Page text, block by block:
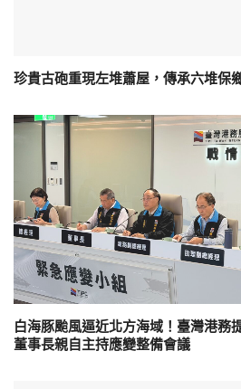
珍貴古砲重現左堆蕭屋，傳承六堆保
白海豚颱風逼近北方海域！臺灣港務
董事長親自主持應變整備會議